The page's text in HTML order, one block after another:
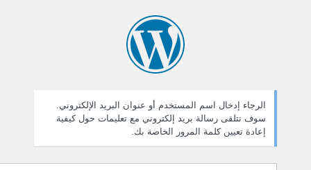
الرجاء إدخال اسم المستخدم أو عنوان البريد الإلكتروني.
سوف تتلقى رسالة بريد إلكتروني مع تعليمات حول كيفية
إعادة تعيين كلمة المرور الخاصة بك.